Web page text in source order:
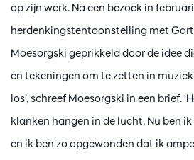
op zijn werk. Na een bezoek in
herdenkingstentoonstelling met
Moesorgski geprikkeld door de idee
en tekeningen om te zetten in
los’, schreef Moesorgski in een brief.
klanken hangen in de lucht. Nu ben
en ik ben zo opgewonden dat ik